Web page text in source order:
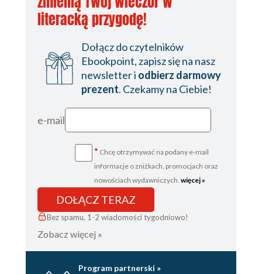
literacką przygodę!
Dołącz do czytelników
Ebookpoint, zapisz się na nasz
newsletter i odbierz darmowy
prezent. Czekamy na Ciebie!
e-mail
* Chcę otrzymywać na podany e-mail
informacje o zniżkach, promocjach oraz
nowościach wydawniczych. więcej »
DOŁĄCZ TERAZ
Bez spamu, 1-2 wiadomości tygodniowo!
Zobacz więcej »
Program partnerski »